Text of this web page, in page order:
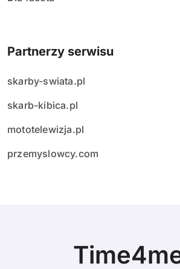
Partnerzy serwisu
skarby-swiata.pl
skarb-kibica.pl
mototelewizja.pl
przemyslowcy.com